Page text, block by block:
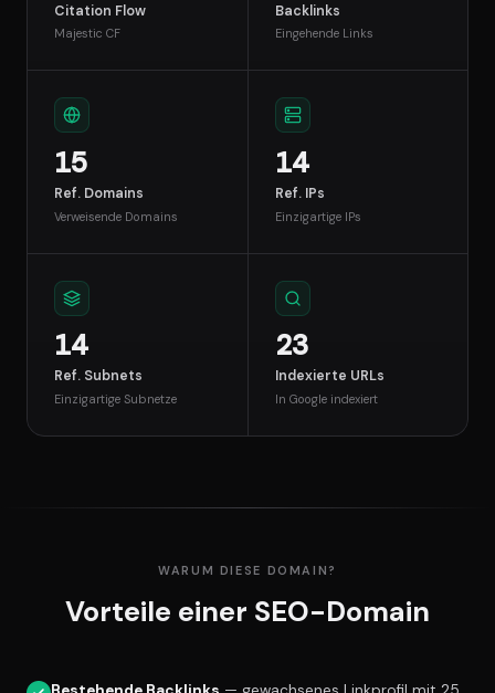
Citation Flow
Majestic CF
Backlinks
Eingehende Links
15
Ref. Domains
Verweisende Domains
14
Ref. IPs
Einzigartige IPs
14
Ref. Subnets
Einzigartige Subnetze
23
Indexierte URLs
In Google indexiert
WARUM DIESE DOMAIN?
Vorteile einer SEO-Domain